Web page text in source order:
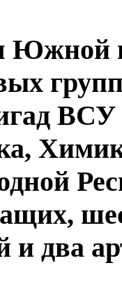
Южной
ВСУ
и два